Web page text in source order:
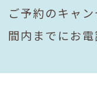
ご予約のキャ
間内までにお電